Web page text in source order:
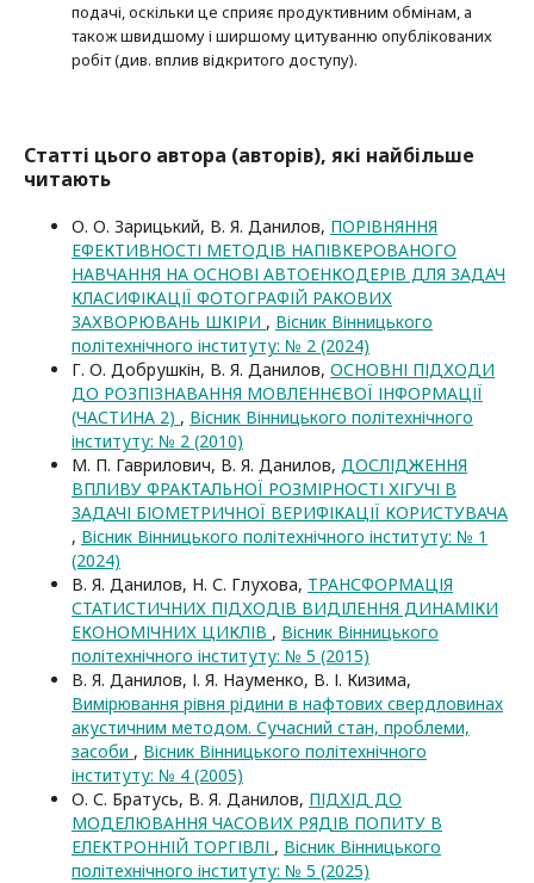
подачі, оскільки це сприяє продуктивним обмінам, а
також швидшому і ширшому цитуванню опубліко­ва­них
робіт (див. вплив відкритого доступу).
Статті цього автора (авторів), які найбільше
читають
О. О. Зарицький, В. Я. Данилов, ПОРІВНЯННЯ
ЕФЕКТИВНОСТІ МЕТОДІВ НАПІВКЕРОВАНОГО
НАВЧАННЯ НА ОСНОВІ АВТОЕНКОДЕРІВ ДЛЯ ЗАДАЧ
КЛАСИФІКАЦІЇ ФОТОГРАФІЙ РАКОВИХ
ЗАХВОРЮВАНЬ ШКІРИ , Вісник Вінницького
політехнічного інституту: № 2 (2024)
Г. О. Добрушкін, В. Я. Данилов, ОСНОВНІ ПІДХОДИ
ДО РОЗПІЗНАВАННЯ МОВЛЕННЄВОЇ ІНФОРМАЦІЇ
(ЧАСТИНА 2) , Вісник Вінницького політехнічного
інституту: № 2 (2010)
М. П. Гаврилович, В. Я. Данилов, ДОСЛІДЖЕННЯ
ВПЛИВУ ФРАКТАЛЬНОЇ РОЗМІРНОСТІ ХІГУЧІ В
ЗАДАЧІ БІОМЕТРИЧНОЇ ВЕРИФІКАЦІЇ КОРИСТУВАЧА
, Вісник Вінницького політехнічного інституту: № 1
(2024)
В. Я. Данилов, Н. С. Глухова, ТРАНСФОРМАЦІЯ
СТАТИСТИЧНИХ ПІДХОДІВ ВИДІЛЕННЯ ДИНАМІКИ
ЕКОНОМІЧНИХ ЦИКЛІВ , Вісник Вінницького
політехнічного інституту: № 5 (2015)
В. Я. Данилов, І. Я. Науменко, В. І. Кизима,
Вимірювання рівня рідини в нафтових свердловинах
акустичним методом. Сучасний стан, проблеми,
засоби , Вісник Вінницького політехнічного
інституту: № 4 (2005)
О. С. Братусь, В. Я. Данилов, ПІДХІД ДО
МОДЕЛЮВАННЯ ЧАСОВИХ РЯДІВ ПОПИТУ В
ЕЛЕКТРОННІЙ ТОРГІВЛІ , Вісник Вінницького
політехнічного інституту: № 5 (2025)